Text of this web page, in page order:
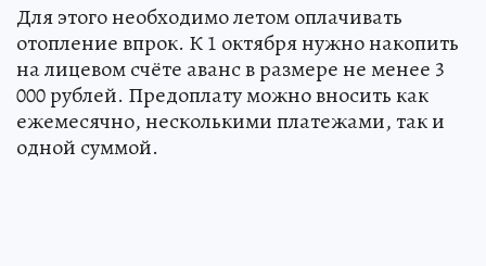
Для этого необходимо летом оплачивать
отопление впрок. К 1 октября нужно накопить
на лицевом счёте аванс в размере не менее 3
000 рублей. Предоплату можно вносить как
ежемесячно, несколькими платежами, так и
одной суммой.